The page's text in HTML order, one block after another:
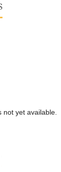
not yet available.